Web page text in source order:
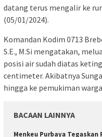
datang terus mengalir ke
(05/01/2024).
Komandan Kodim 0713
S.E., M.Si mengatakan,
posisi air sudah diatas
centimeter. Akibatnya
hingga ke pemukiman
BACAAN LAINNYA
Menkeu Purbaya